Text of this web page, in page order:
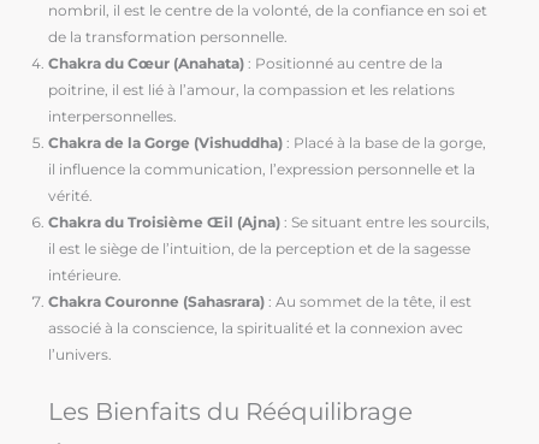
nombril, il est le centre de la volonté, de la confiance en soi et
de la transformation personnelle.
Chakra du Cœur (Anahata) : Positionné au centre de la
poitrine, il est lié à l’amour, la compassion et les relations
interpersonnelles.
Chakra de la Gorge (Vishuddha) : Placé à la base de la gorge,
il influence la communication, l’expression personnelle et la
vérité.
Chakra du Troisième Œil (Ajna) : Se situant entre les sourcils,
il est le siège de l’intuition, de la perception et de la sagesse
intérieure.
Chakra Couronne (Sahasrara) : Au sommet de la tête, il est
associé à la conscience, la spiritualité et la connexion avec
l’univers.
Les Bienfaits du Rééquilibrage